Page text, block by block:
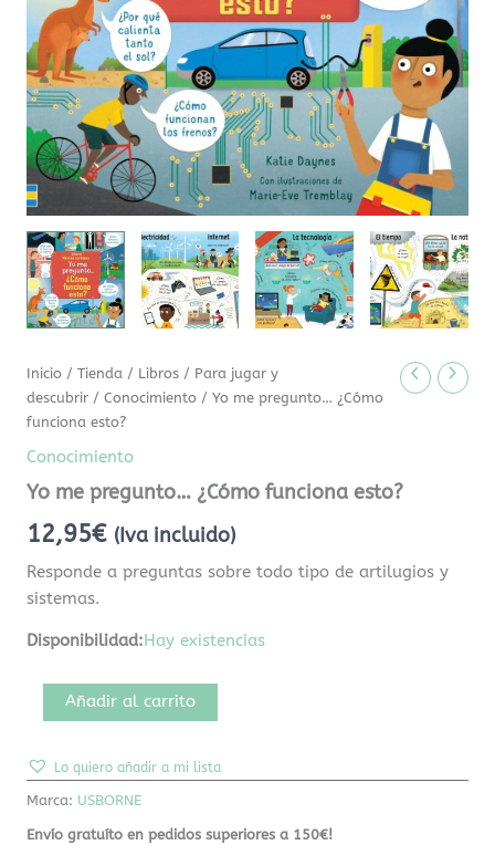
Inicio /Tienda / Libros / Para jugar y
descubrir /Conocimiento / Yo me pregunto… ¿Cómo
funciona esto?
Conocimiento
Yo me pregunto… ¿Cómo funciona esto?
12,95€ (Iva incluido)
Responde a preguntas sobre todo tipo de artilugios y
sistemas.
Disponibilidad:Hay existencias
Añadir al carrito
Lo quiero añadir a mi lista
Marca: USBORNE
Envío gratuíto en pedidos superiores a 150€!